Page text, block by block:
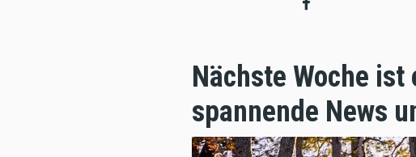
Nächste Woche
spannende News